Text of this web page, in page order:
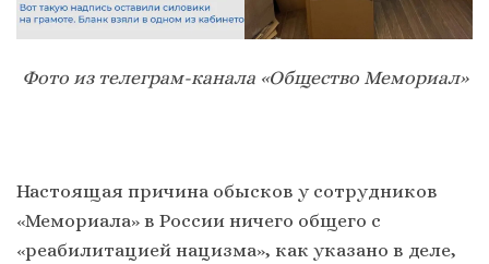
Фото из телеграм-канала «Общество Мемориал»
Настоящая причина обысков у сотрудников
«Мемориала» в России ничего общего с
«реабилитацией нацизма», как указано в деле,